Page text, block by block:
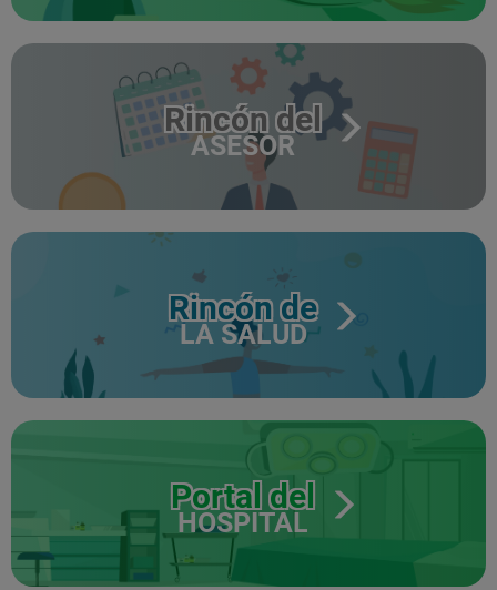
Rincón del
ASESOR
Rincón de
LA SALUD
Portal del
HOSPITAL